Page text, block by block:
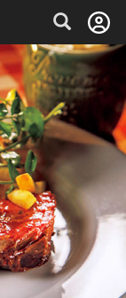
ムレストラン予約